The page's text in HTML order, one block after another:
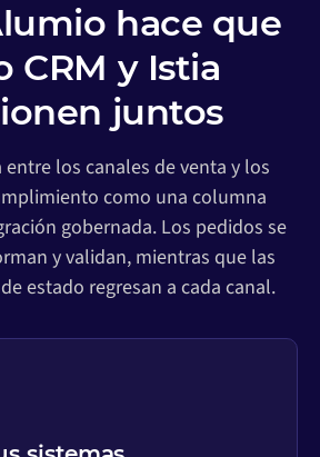
hace que
CRM y Istia
juntos
los canales de venta y los
como una columna
gobernada. Los pedidos se
y validan, mientras que las
estado regresan a cada canal.